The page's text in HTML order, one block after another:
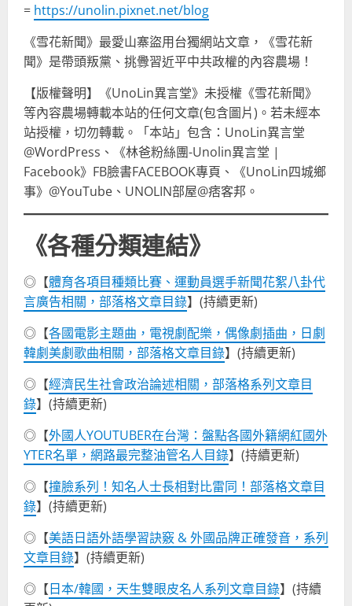
= https://unolin.pixnet.net/blog
《雪花新聞》最愛山寨盜用台獨網站文章，《雪花新
聞》是帶頭叛黨、挑釁習近平中共政權的內容農場！
【版權聲明】《UnoLin異言堂》未授權《雪花新聞》
等內容農場轉載本站的任何文章(包含圖片)。若未經本
站授權，切勿轉載。「本站」包含：UnoLin異言堂
@WordPress、《林爸粉絲團-Unolin異言堂 |
Facebook》FB臉書FACEBOOK專頁、《UnoLin四城鄉
事》@YouTube、UNOLIN部屋@痞客邦。
《各種分類連結》
◎【體育各項目種類比賽、運動員選手新聞花絮八卦代
言廣告相關，部落格文章目錄】(持續更新)
◎【各國電影主題曲，電視劇配樂，偶像劇插曲，日劇
韓劇美劇歌曲相關，部落格文章目錄】(持續更新)
◎【經濟民生社會政治論述相關，部落格系列文章目
錄】(持續更新)
◎【外國人YOUTUBER在台灣：盤點各國外籍網紅國外
YTER名單，網路最完整油管名人目錄】(持續更新)
◎【撞臉系列！知名人士長相對比雷同！部落格文章目
錄】(持續更新)
◎【美語日語外語學習訣竅 & 外國品牌正確發音，系列
文章目錄】(持續更新)
◎【日本/韓國，天生雙眼皮名人系列文章目錄】(持續